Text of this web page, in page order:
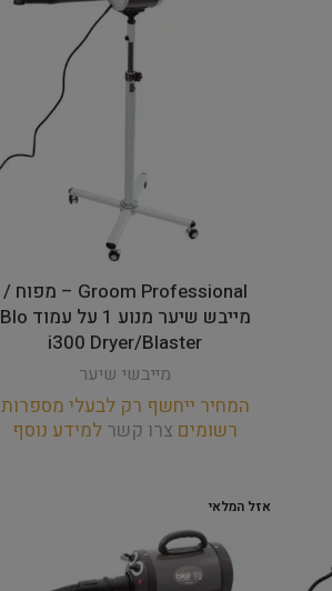
Groom Professional – מפוח /
מייבש שיער מנוע 1 על עמוד Blo
i300 Dryer/Blaster
מייבשי שיער
המחיר ייחשף רק לבעלי מספרות
רשומים צרו קשר למידע נוסף
אזל המלאי